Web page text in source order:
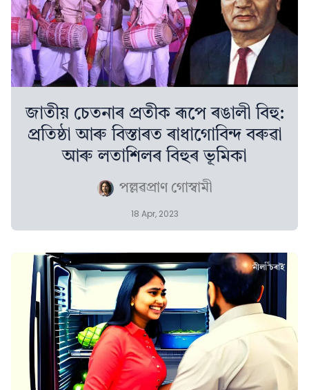
জাতীয় চেতনাৰ প্ৰতীক ৰূপে ৰঙালী বিহু:
প্ৰতিষ্ঠা আৰু বিস্তাৰত ৰাধাগোবিন্দ বৰুৱা
আৰু লতাশিলৰ বিহুৰ ভূমিকা
পল্লৱপ্ৰাণ গোস্বামী
18 Apr, 2023